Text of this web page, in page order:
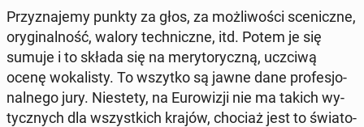
Przy­zna­je­my punkty za głos, za moż­li­wo­ści sce­nicz­ne,
ory­gi­nal­ność, walory tech­nicz­ne, itd. Potem je się
sumuje i to składa się na me­ry­to­rycz­ną, uczciwą
ocenę wo­ka­li­sty. To wszytko są jawne dane pro­fe­sjo­
nal­ne­go jury. Nie­ste­ty, na Eu­ro­wi­zji nie ma takich wy­
tycz­nych dla wszyst­kich krajów, chociaż jest to świa­to­